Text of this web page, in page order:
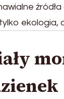
ekologia,